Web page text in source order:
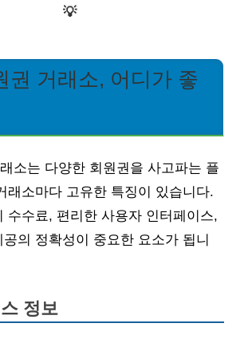
💡
권 거래소, 어디가 좋
소는 다양한 회원권을 사고파는 플
래소마다 고유한 특징이 있습니다.
수수료, 편리한 사용자 인터페이스,
의 정확성이 중요한 요소가 됩니
정보